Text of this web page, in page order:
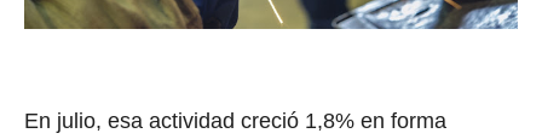
En julio, esa actividad creció 1,8% en forma